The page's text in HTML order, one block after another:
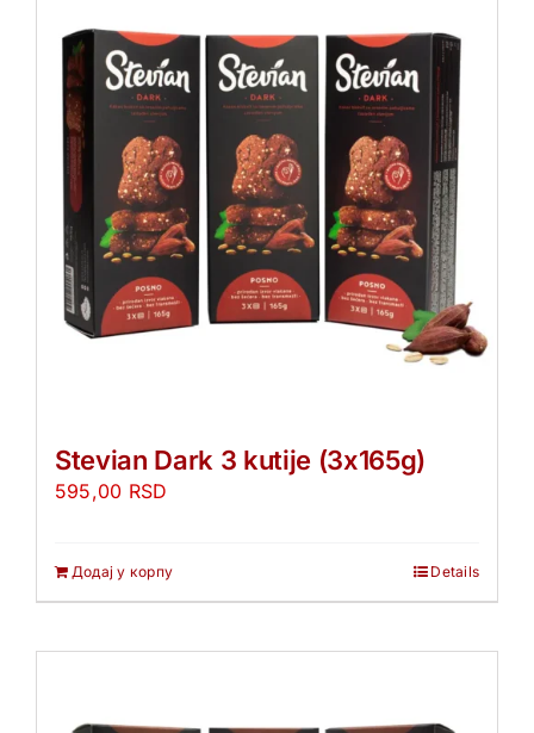
Stevian Dark 3 kutije (3x165g)
595,00 RSD
Додај у корпу Details